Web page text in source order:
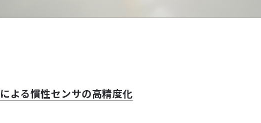
よる慣性センサの高精度化